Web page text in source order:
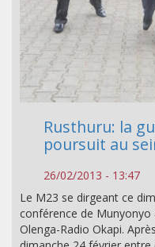
Rusthuru: la
poursuit au
26/02/2013 - 13:47
Le M23 se dirgeant ce
conférence de
Olenga-Radio Okapi.